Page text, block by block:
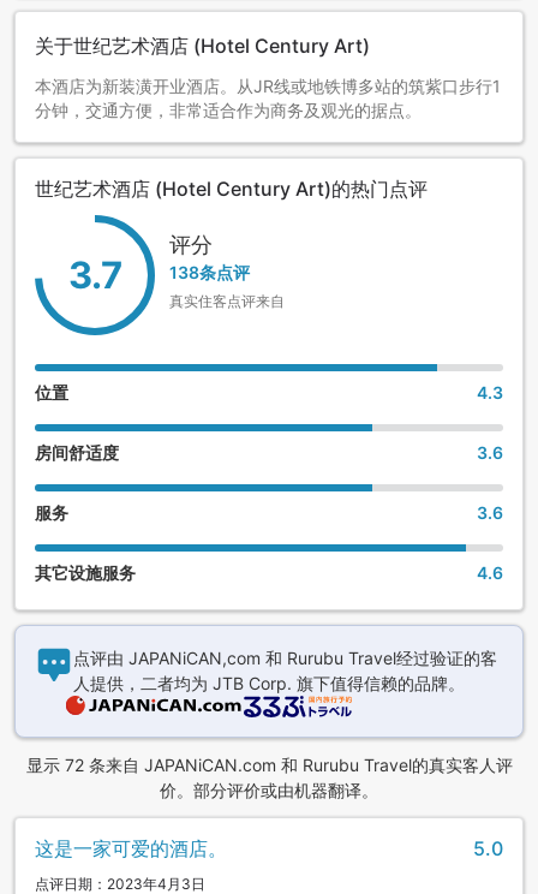
关于世纪艺术酒店 (Hotel Century Art)
本酒店为新装潢开业酒店。从JR线或地铁博多站的筑紫口步行1
分钟，交通方便，非常适合作为商务及观光的据点。
世纪艺术酒店 (Hotel Century Art)的热门点评
3.7
评分
138条点评
真实住客点评来自
位置 4.3
房间舒适度 3.6
服务 3.6
其它设施服务 4.6
点评由 JAPANiCAN,com 和 Rurubu Travel经过验证的客
人提供，二者均为 JTB Corp. 旗下值得信赖的品牌。
显示 72 条来自 JAPANiCAN.com 和 Rurubu Travel的真实客人评
价。部分评价或由机器翻译。
这是一家可爱的酒店。 5.0
点评日期：2023年4月3日